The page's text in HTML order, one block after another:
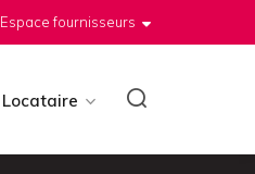
Espace fournisseurs
Locataire Rechercher